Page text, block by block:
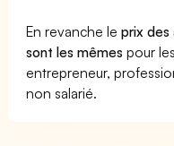
En revanche leprix des
sont les mêmes pour
entrepreneur,
non salarié.